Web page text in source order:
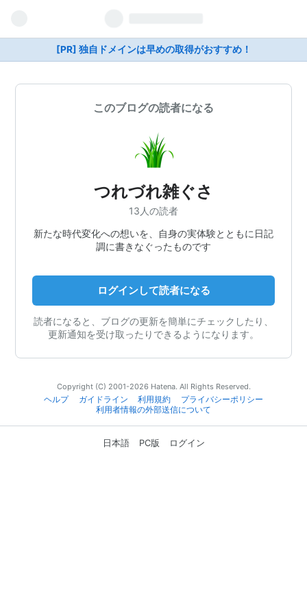
[PR] 独自ドメインは早めの取得がおすすめ！
このブログの読者になる
つれづれ雑ぐさ
13人の読者
新たな時代変化への想いを、自身の実体験とともに日記
調に書きなぐったものです
ログインして読者になる
読者になると、ブログの更新を簡単にチェックしたり、
更新通知を受け取ったりできるようになります。
Copyright (C) 2001-2026 Hatena. All Rights Reserved.
ヘルプ
ガイドライン 利用規約
プライバシーポリシー
利用者情報の外部送信について
日本語 PC版 ログイン